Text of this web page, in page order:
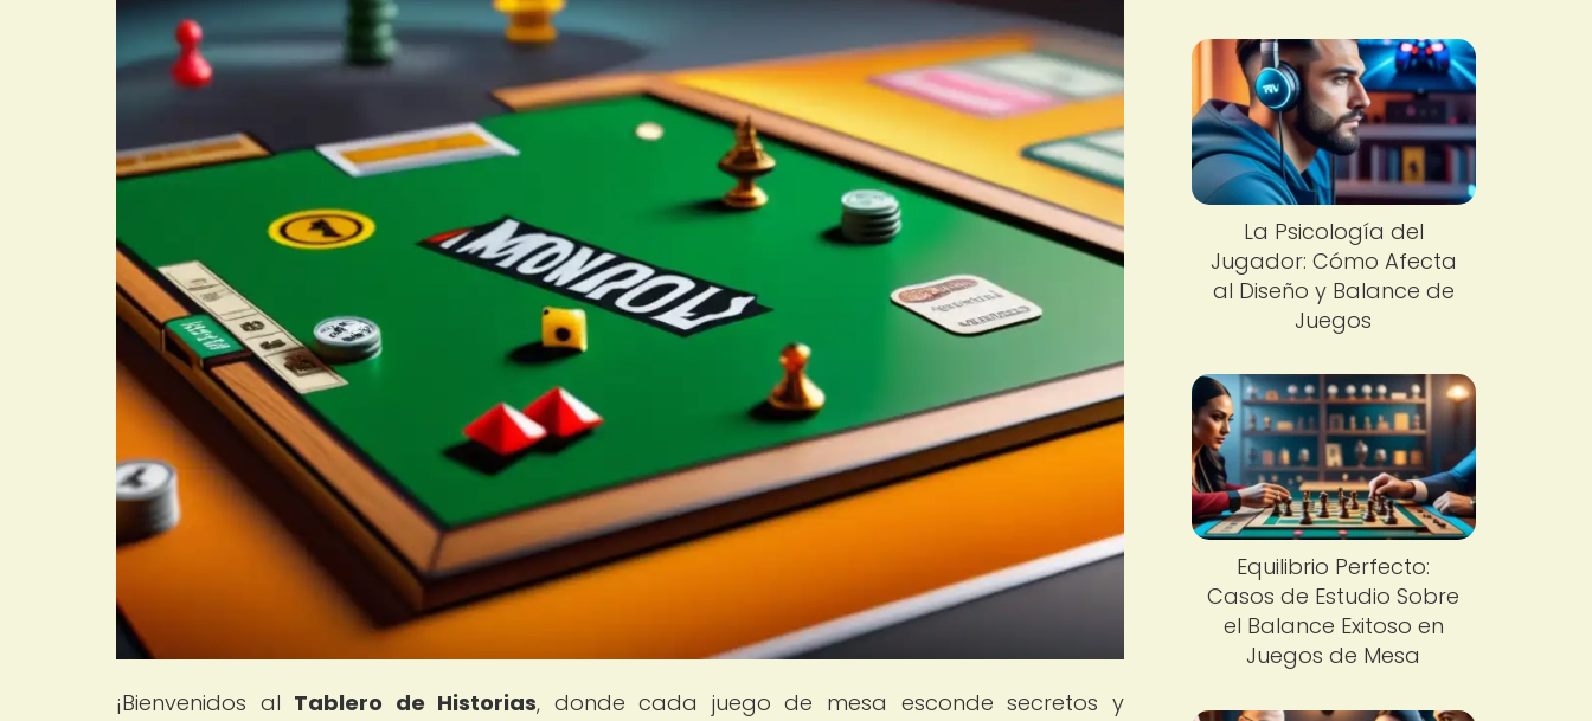
¡Bienvenidos al Tablero de Historias, donde cada juego de mesa esconde secretos y
La Psicología del
Jugador: Cómo Afecta
al Diseño y Balance de
Juegos
Equilibrio Perfecto:
Casos de Estudio Sobre
el Balance Exitoso en
Juegos de Mesa